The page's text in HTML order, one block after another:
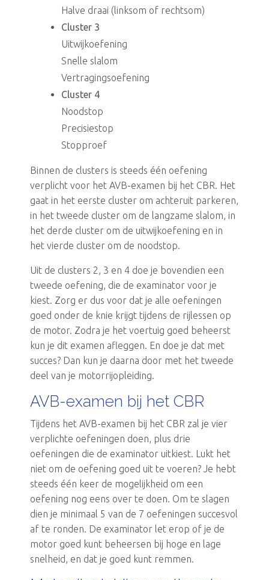
Halve draai (linksom of rechtsom)
Cluster 3
Uitwijkoefening
Snelle slalom
Vertragingsoefening
Cluster 4
Noodstop
Precisiestop
Stopproef
Binnen de clusters is steeds één oefening
verplicht voor het AVB-examen bij het CBR. Het
gaat in het eerste cluster om achteruit parkeren,
in het tweede cluster om de langzame slalom, in
het derde cluster om de uitwijkoefening en in
het vierde cluster om de noodstop.
Uit de clusters 2, 3 en 4 doe je bovendien een
tweede oefening, die de examinator voor je
kiest. Zorg er dus voor dat je alle oefeningen
goed onder de knie krijgt tijdens de rijlessen op
de motor. Zodra je het voertuig goed beheerst
kun je dit examen afleggen. En doe je dat met
succes? Dan kun je daarna door met het tweede
deel van je motorrijopleiding.
AVB-examen bij het CBR
Tijdens het AVB-examen bij het CBR zal je vier
verplichte oefeningen doen, plus drie
oefeningen die de examinator uitkiest. Lukt het
niet om de oefening goed uit te voeren? Je hebt
steeds één keer de mogelijkheid om een
oefening nog eens over te doen. Om te slagen
dien je minimaal 5 van de 7 oefeningen succesvol
af te ronden. De examinator let erop of je de
motor goed kunt beheersen bij hoge en lage
snelheid, en dat je goed kunt remmen.